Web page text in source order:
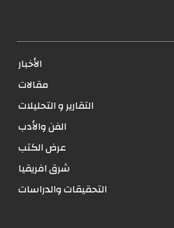
الأخبار
مقالات
التقارير و التحليلات
الفن والأدب
عرض الكتب
شرق افريقيا
التحقيقات والدراسات